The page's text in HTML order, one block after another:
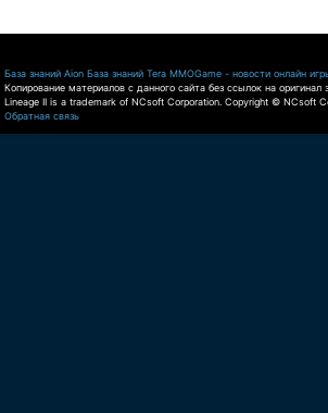
База знаний Aion База знаний Tera MMOGame - новости онлайн
Копирование материалов с данного сайта без ссылок на оригинал
Lineage II is a trademark of NCsoft Corporation. Copyright © NCsoft
Обратная связь